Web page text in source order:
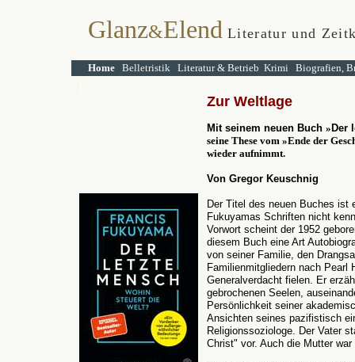
Glanz&Elend Literatur und
Home Belletristik Literatur & Betrieb Krimi Biografien,
Zur Weltlage
Mit seinem neuen Buch » Der
seine These vom »Ende der
wieder aufnimmt.
Von Gregor Keuschnig
Der Titel des neuen Buches ist
Fukuyamas Schriften nicht
Vorwort scheint der 1952
diesem Buch eine Art
von seiner Familie, den
Familienmitgliedern nach Pearl
Generalverdacht fielen. Er
gebrochenen Seelen,
Persönlichkeit seiner
Ansichten seines pazifistisch
Religionssoziologe. Der Vater
Christ" vor. Auch die Mutter war